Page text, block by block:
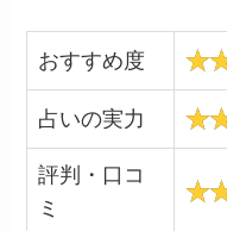
おすすめ度
占いの実力
評判・口コ
ミ